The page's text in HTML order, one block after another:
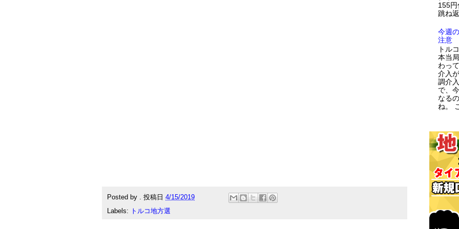
Posted by . 投稿日 4/15/2019
Labels:
トルコ地方選
155
跳ね
今週
注意
トル
本当
わっ
介入
調介
で、
なる
ね。